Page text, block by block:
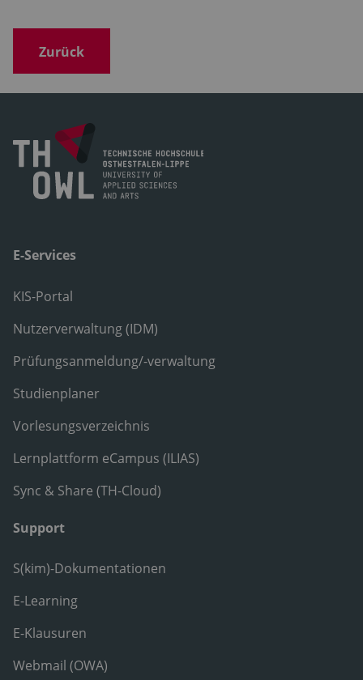
Zurück
E-Services
KIS-Portal
Nutzerverwaltung (IDM)
Prüfungsanmeldung/-verwaltung
Studienplaner
Vorlesungsverzeichnis
Lernplattform eCampus (ILIAS)
Sync & Share (TH-Cloud)
Support
S(kim)-Dokumentationen
E-Learning
E-Klausuren
Webmail (OWA)